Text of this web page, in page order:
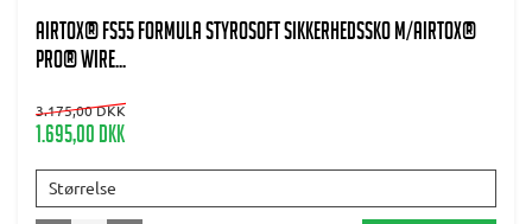
AIRTOX® FS55 Formula Styrosoft Sikkerhedssko m/AIRTOX®
PRO® wire...
3.175,00 DKK
1.695,00 DKK
Størrelse